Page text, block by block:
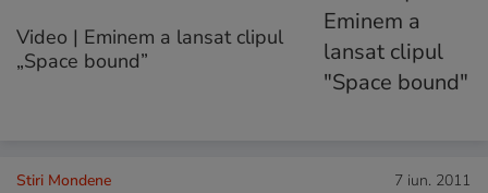
Video | Eminem a lansat clipul
„Space bound”
Stiri Mondene 7 iun. 2011